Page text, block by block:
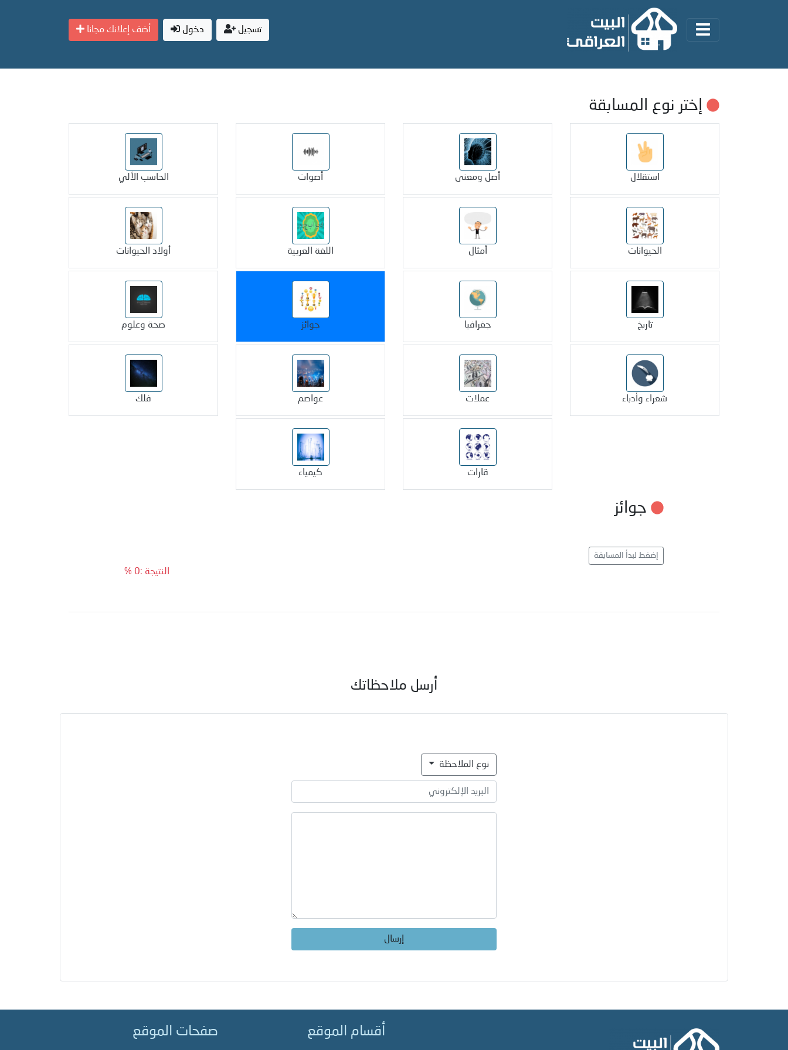
تسجيل دخول أضف إعلانك مجانا
إختر نوع المسابقة
استقلال أصل ومعنى أصوات الحاسب الألي
الحيوانات أمثال اللغة العربية أولاد الحيوانات
تاريخ جغرافيا جوائز صحة وعلوم
شعراء وأدباء عملات عواصم فلك
قارات كيمياء
جوائز
إضغط لبدأ المسابقة
النتيجة :0 %
أرسل ملاحظاتك
نوع الملاحظة
إرسال
أقسام الموقع صفحات الموقع